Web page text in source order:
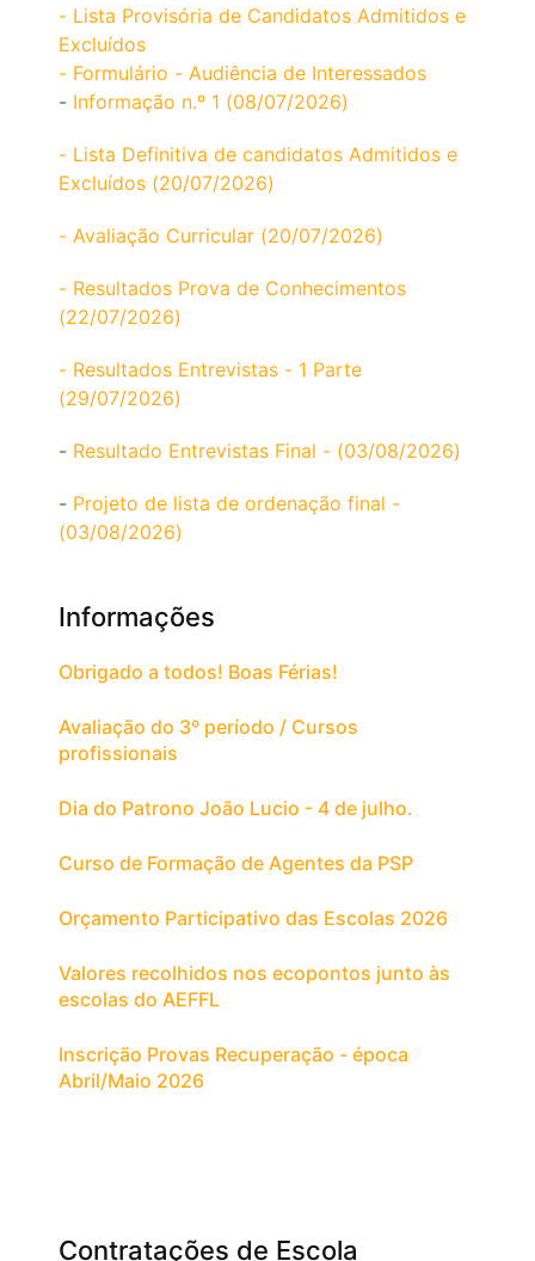
- Lista Provisória de Candidatos Admitidos e
Excluídos
- Formulário - Audiência de Interessados
- Informação n.º 1 (08/07/2026)
- Lista Definitiva de candidatos Admitidos e
Excluídos (20/07/2026)
- Avaliação Curricular (20/07/2026)
- Resultados Prova de Conhecimentos
(22/07/2026)
- Resultados Entrevistas - 1 Parte
(29/07/2026)
- Resultado Entrevistas Final - (03/08/2026)
- Projeto de lista de ordenação final -
(03/08/2026)
Informações
Obrigado a todos! Boas Férias!
Avaliação do 3º período / Cursos
profissionais
Dia do Patrono João Lucio - 4 de julho.
Curso de Formação de Agentes da PSP
Orçamento Participativo das Escolas 2026
Valores recolhidos nos ecopontos junto às
escolas do AEFFL
Inscrição Provas Recuperação - época
Abril/Maio 2026
Contratações de Escola